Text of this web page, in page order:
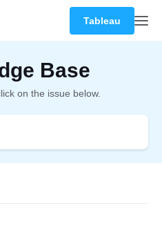
Tableau
Base
on the issue below.